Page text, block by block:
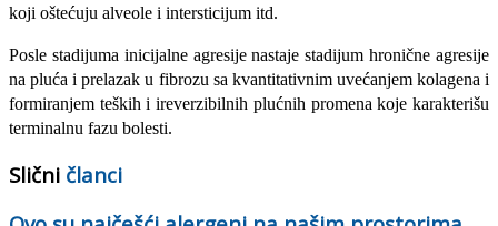
koji oštećuju alveole i intersticijum itd.
Posle stadijuma inicijalne agresije nastaje stadijum hronične agresije
na pluća i prelazak u fibrozu sa kvantitativnim uvećanjem kolagena i
formiranjem teških i ireverzibilnih plućnih promena koje karakterišu
terminalnu fazu bolesti.
Slični članci